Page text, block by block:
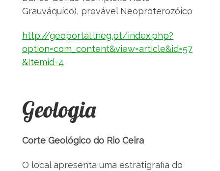
Grauváquico), provável Neoproterozóico
http://geoportal.lneg.pt/index.php?
option=com_content&view=article&id=57
&Itemid=4
Geologia
Corte Geológico do Rio Ceira
O local apresenta uma estratigrafia do